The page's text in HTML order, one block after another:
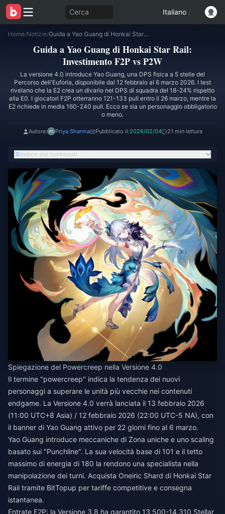
Cerca Italiano /
Home/Notizie/ Guida a Yao Guang di Honkai Star Rail: Investimento F2P vs P2W
Guida a Yao Guang di Honkai Star Rail:
Investimento F2P vs P2W
La versione 4.0 introduce Yao Guang, una DPS fisica a 5 stelle del
Percorso dell'Euforia, disponibile dal 12 febbraio al 6 marzo 2026. I test
rivelano che la E2 crea un divario nel DPS di squadra del 18-24% rispetto
alla E0. I giocatori F2P otterranno 121-133 pull entro il 26 marzo, mentre la
E2 richiede in media 160-240 pull. Ecco se sia un personaggio obbligatorio
o meno.
Autore: Priya Sharma Pubblicato il:2026/02/04 21 min lettura
Indice dei contenuti
Spiegazione del Powercreep nella Versione 4.0
Il termine "powercreep" indica la tendenza dei nuovi
personaggi a superare le unità più vecchie nei contenuti
endgame. La Versione 4.0 verrà lanciata il 13 febbraio 2026
(11:00 UTC+8 Asia) / 12 febbraio 2026 (22:00 UTC-5 NA), con
il banner di Yao Guang attivo per 22 giorni fino al 6 marzo.
Yao Guang introduce meccaniche di Zona uniche e uno scaling
basato sui "Punchline". La sua velocità base di 101 e il tetto
massimo di energia di 180 la rendono una specialista nella
manipolazione dei turni. Acquista Oneiric Shard di Honkai Star
Rail tramite BitTopup per tariffe competitive e consegna
istantanea.
Entrate F2P: la Versione 3.8 ha garantito 13.500-14.310 Stellar